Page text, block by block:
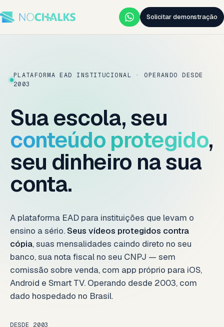
Solicitar demonstração
PLATAFORMA EAD INSTITUCIONAL · OPERANDO DESDE
2003
Sua escola, seu
conteúdo protegido,
seu dinheiro na sua
conta.
A plataforma EAD para instituições que levam o
ensino a sério.Seus vídeos protegidos contra
cópia, suas mensalidades caindo direto no seu
banco, sua nota fiscal no seu CNPJ — sem
comissão sobre venda, com app próprio para iOS,
Android e Smart TV. Operando desde 2003, com
dado hospedado no Brasil.
DESDE 2003